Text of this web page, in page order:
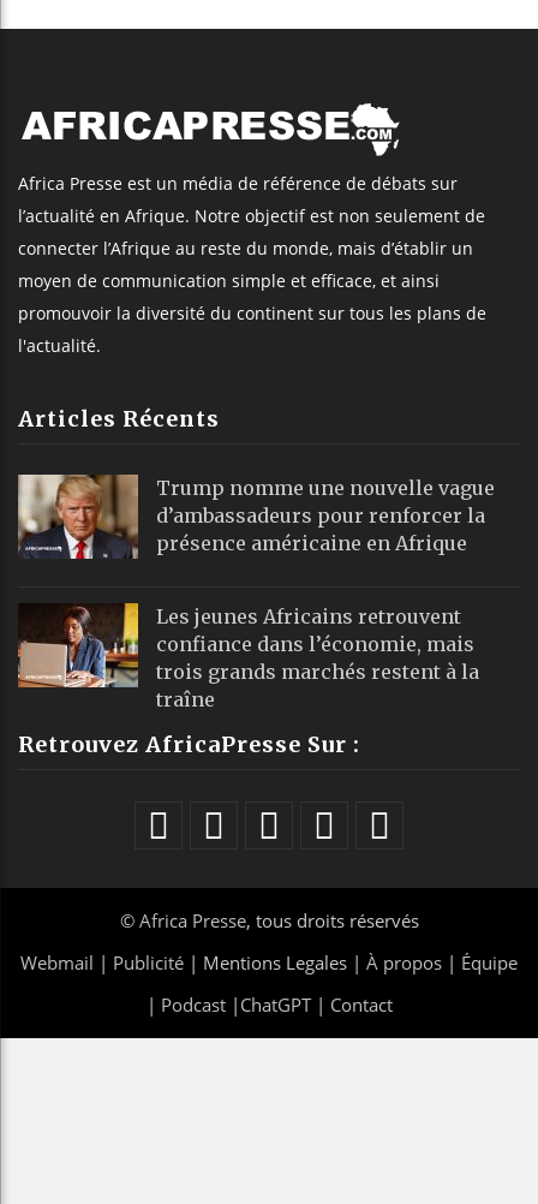
Africa Presse est un média de référence de débats sur
l’actualité en Afrique. Notre objectif est non seulement de
connecter l’Afrique au reste du monde, mais d’établir un
moyen de communication simple et efficace, et ainsi
promouvoir la diversité du continent sur tous les plans de
l'actualité.
Articles Récents
Trump nomme une nouvelle vague
d’ambassadeurs pour renforcer la
présence américaine en Afrique
Les jeunes Africains retrouvent
confiance dans l’économie, mais
trois grands marchés restent à la
traîne
Retrouvez AfricaPresse Sur :
© Africa Presse, tous droits réservés
Webmail | Publicité | Mentions Legales | À propos | Équipe
| Podcast| ChatGPT| Contact